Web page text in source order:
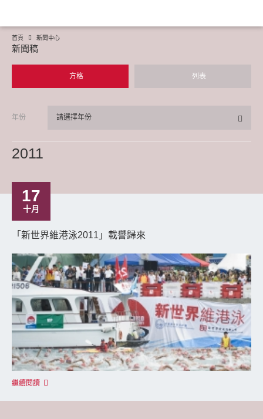
首頁 新聞中心
新聞稿
方格 列表
年份 請選擇年份
2011
17
十月
「新世界維港泳2011」載譽歸來
繼續閱讀